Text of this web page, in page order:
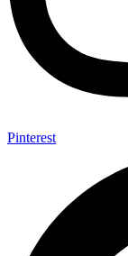
Pinterest